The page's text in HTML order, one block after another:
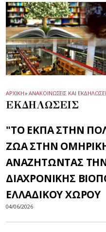
ΑΡΧΙΚΗ» ΑΝΑΚΟΙΝΩΣΕΙΣ ΚΑΙ
ΕΚΔΗΛΩΣΕΙΣ
"ΤΟ ΕΚΠΑ ΣΤΗΝ
ΖΩΑ ΣΤΗΝ
ΑΝΑΖΗΤΩΝΤΑΣ
ΔΙΑΧΡΟΝΙΚΗΣ
ΕΛΛΑΔΙΚΟΥ ΧΩΡΟΥ
04/06/2026